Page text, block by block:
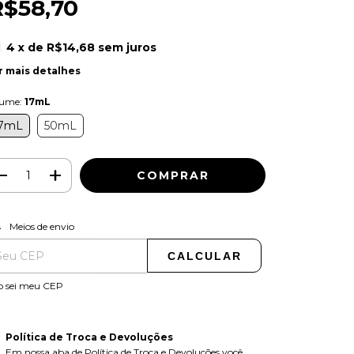
4 x de R$14,68 sem juros
mais detalhes
17mL
50mL
para o CEP:
Meios de envio
CALCULAR
sei meu CEP
Política de Troca e Devoluções